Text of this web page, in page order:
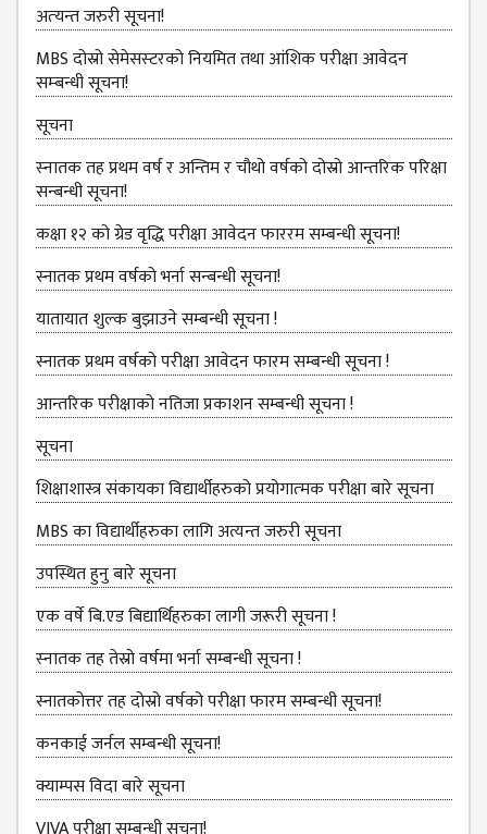
SCIENCE
DEPARTMENT
EDUCATION
DEPARTMENT
MANAGEMENT
DEPARTMENT
MEMBERS
TEACHING
STAFFS
NON
TEACHING
STAFFS
COURSES
BACHELOR
MANAGEMENT(BBS)
EDUCATION(B.ED)
HUMANITIES (BA)
MASTER
EDUCATION(M.ED)
MANAGEMENT
(MBS)
ACADEMIC
अत्‍यन्‍त जरुरी सूचना!
MBS दोस्रो सेमेसस्‍टरको नियमित तथा आंशिक परीक्षा आवेदन
सम्‍बन्धी सूचना!
सूचना
स्‍नातक तह प्रथम वर्ष र अन्तिम र चौथो वर्षको दोस्रो आन्‍तरिक परिक्षा
सन्बन्धी सूचना!
कक्षा १२ को ग्रेड वृद्धि परीक्षा आवेदन फाररम सम्बन्धी सूचना!
स्नातक प्रथम वर्षको भर्ना सन्बन्धी सूचना!
यातायात शुल्‍क बुझाउने सम्बन्धी सूचना !
स्नातक प्रथम वर्षको परीक्षा आवेदन फारम सम्बन्धी सूचना !
आन्तरिक परीक्षाको नतिजा प्रकाशन सम्बन्धी सूचना !
सूचना
शिक्षाशास्त्र संकायका विद्यार्थीहरुको प्रयोगात्‍मक परीक्षा बारे सूचना
MBS का विद्यार्थीहरुका लागि अत्यन्त जरुरी सूचना
उपस्थित हुनु बारे सूचना
एक वर्षे बि.एड बिद्यार्थिहरुका लागी जरूरी सूचना !
स्‍नातक तह तेस्रो वर्षमा भर्ना सम्बन्धी सूचना !
स्नातकोत्तर तह दोस्रो वर्षको परीक्षा फारम सम्बन्धी सूचना!
कनकाई जर्नल सम्बन्धी सूचना!
क्याम्पस विदा बारे सूचना